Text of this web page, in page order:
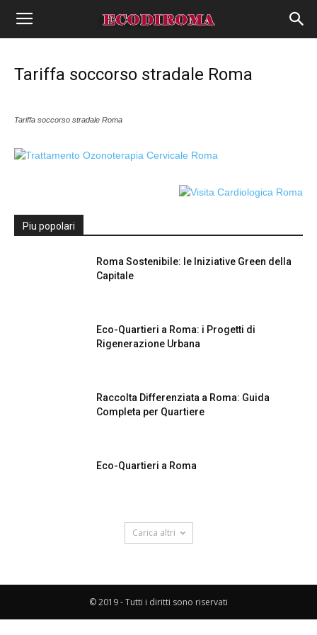
Tariffa soccorso stradale Roma
Tariffa soccorso stradale Roma
Piu popolari
Roma Sostenibile: le Iniziative Green della
Capitale
Eco-Quartieri a Roma: i Progetti di
Rigenerazione Urbana
Raccolta Differenziata a Roma: Guida
Completa per Quartiere
Eco-Quartieri a Roma
Carica altri
© 2019 - Tutti i diritti sono riservati